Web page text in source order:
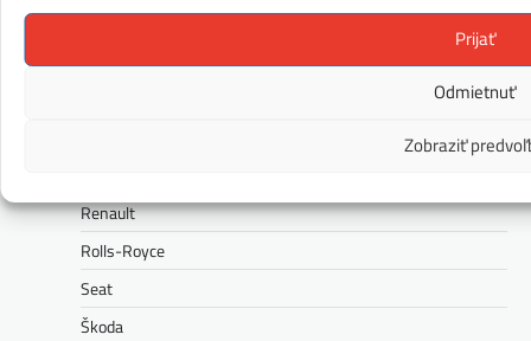
Prijať
Odmietnuť
Zobraziť
Polestar
Renault
Rolls-Royce
Seat
Škoda